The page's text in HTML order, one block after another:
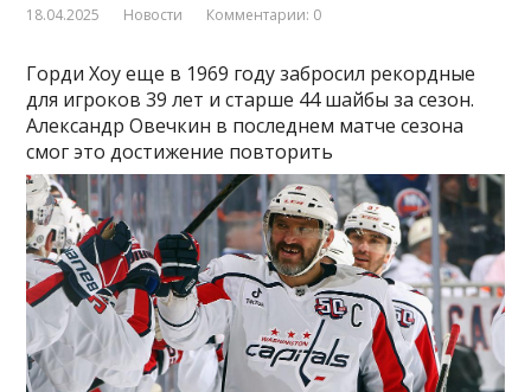
18.04.2025 Новости Комментарии: 0
Горди Хоу еще в 1969 году забросил рекордные
для игроков 39 лет и старше 44 шайбы за сезон.
Александр Овечкин в последнем матче сезона
смог это достижение повторить